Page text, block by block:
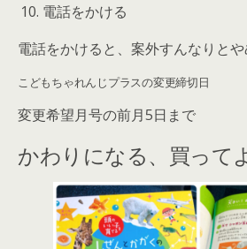
電話をかける
電話をかけると、案外すんなりとや
こどもちゃれんじプラスの変更締切日
変更希望月号の前月5日まで
かわりになる、買って